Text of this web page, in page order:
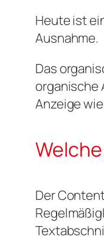
Heute ist
Ausnahme.
Das
organische
Anzeige
Der